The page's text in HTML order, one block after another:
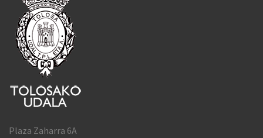
Plaza Zaharra 6A